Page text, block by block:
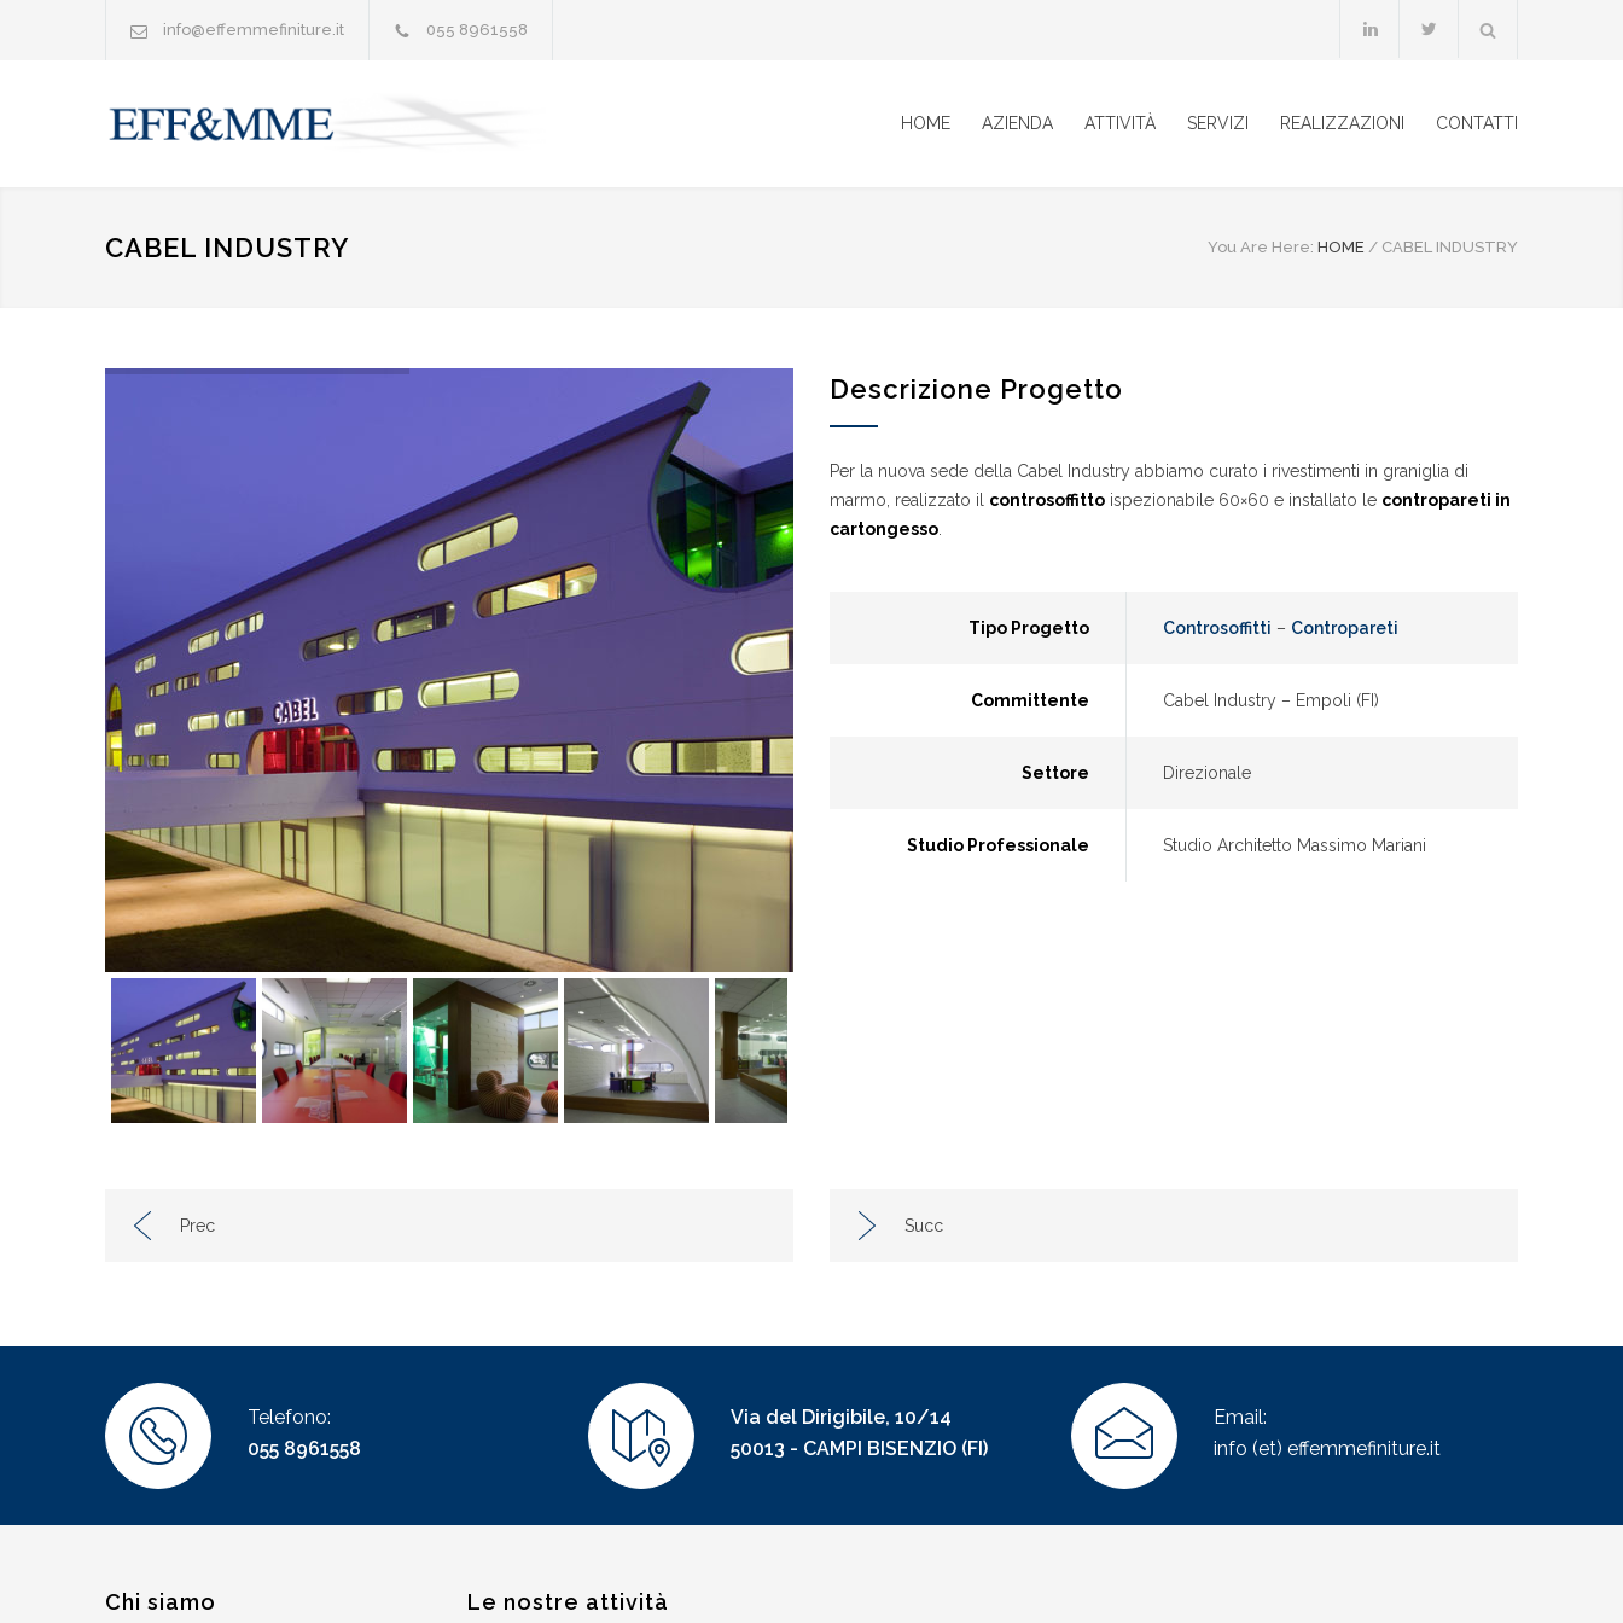
info@effemmefiniture.it 055 8961558
HOME AZIENDA ATTIVITÀ SERVIZI REALIZZAZIONI CONTATTI
CABEL INDUSTRY You Are Here: HOME / CABEL INDUSTRY
Descrizione Progetto
Per la nuova sede della Cabel Industry abbiamo curato i rivestimenti in graniglia di
marmo, realizzato il controsoffitto ispezionabile 60×60 e installato le contropareti in
cartongesso
Tipo Progetto Controsoffitti – Contropareti
Committente Cabel Industry – Empoli (FI)
Settore Direzionale
Studio Professionale Studio Architetto Massimo Mariani
Prec Succ
Telefono:
055 8961558
Via del Dirigibile, 10/14
50013 - CAMPI BISENZIO (FI)
Email:
info (et) effemmefiniture.it
Chi siamo Le nostre attività